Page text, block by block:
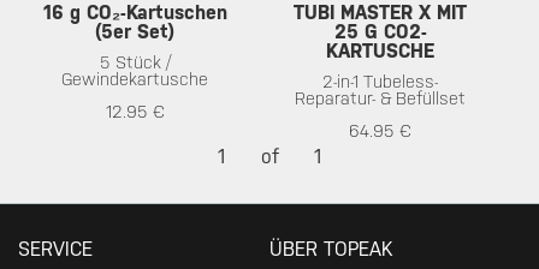
16 g CO₂-Kartuschen
(5er Set)
5 Stück /
Gewindekartusche
12.95 €
TUBI MASTER X MIT
25 G CO2-
KARTUSCHE
2-in-1 Tubeless-
Reparatur- & Befüllset
64.95 €
1 of 1
SERVICE ÜBER TOPEAK